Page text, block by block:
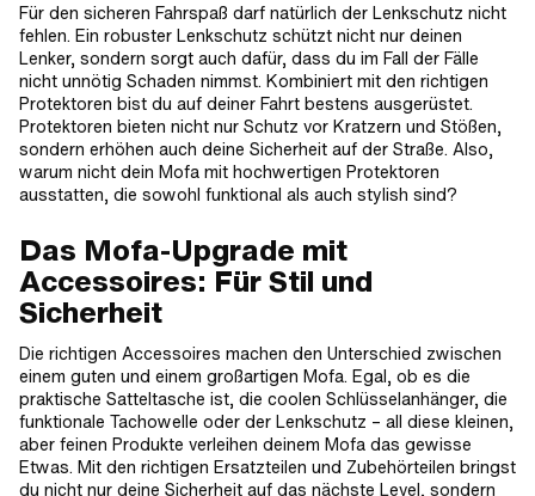
Für den sicheren Fahrspaß darf natürlich der Lenkschutz nicht
fehlen. Ein robuster Lenkschutz schützt nicht nur deinen
Lenker, sondern sorgt auch dafür, dass du im Fall der Fälle
nicht unnötig Schaden nimmst. Kombiniert mit den richtigen
Protektoren bist du auf deiner Fahrt bestens ausgerüstet.
Protektoren bieten nicht nur Schutz vor Kratzern und Stößen,
sondern erhöhen auch deine Sicherheit auf der Straße. Also,
warum nicht dein Mofa mit hochwertigen Protektoren
ausstatten, die sowohl funktional als auch stylish sind?
Das Mofa-Upgrade mit
Accessoires: Für Stil und
Sicherheit
Die richtigen Accessoires machen den Unterschied zwischen
einem guten und einem großartigen Mofa. Egal, ob es die
praktische Satteltasche ist, die coolen Schlüsselanhänger, die
funktionale Tachowelle oder der Lenkschutz – all diese kleinen,
aber feinen Produkte verleihen deinem Mofa das gewisse
Etwas. Mit den richtigen Ersatzteilen und Zubehörteilen bringst
du nicht nur deine Sicherheit auf das nächste Level, sondern